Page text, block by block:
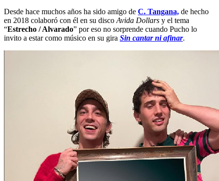
Desde hace muchos años ha sido amigo de C. Tangana, de hecho
en 2018 colaboró con él en su discoAvida Dollars y el tema
“Estrecho / Alvarado” por eso no sorprende cuando Pucho lo
invito a estar como músico en su gira Sin cantar ni afinar.